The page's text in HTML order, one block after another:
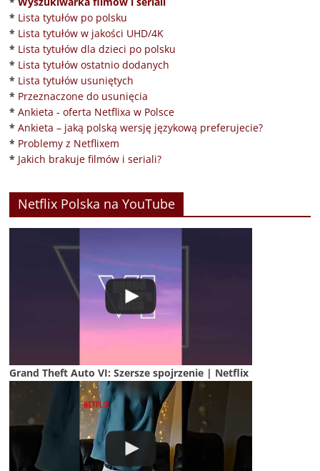
* Lista tytułów po polsku
* Lista tytułów w jakości UHD/4K
* Lista tytułów dla dzieci po polsku
* Lista tytułów ostatnio dodanych
* Lista tytułów usuniętych
* Przeznaczone do usunięcia
* Ankieta - oferta Netflixa w Polsce
* Ankieta – jaką polską wersję językową preferujecie?
* Problemy z Netflixem
* Jakich brakuje filmów i seriali?
Netflix Polska na YouTube
Grand Theft Auto VI: Szersze spojrzenie | Netflix